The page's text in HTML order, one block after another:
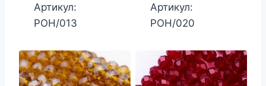
Артикул:
РОН/013
Артикул:
РОН/020